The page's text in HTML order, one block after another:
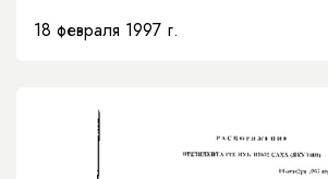
18 февраля 1997 г.